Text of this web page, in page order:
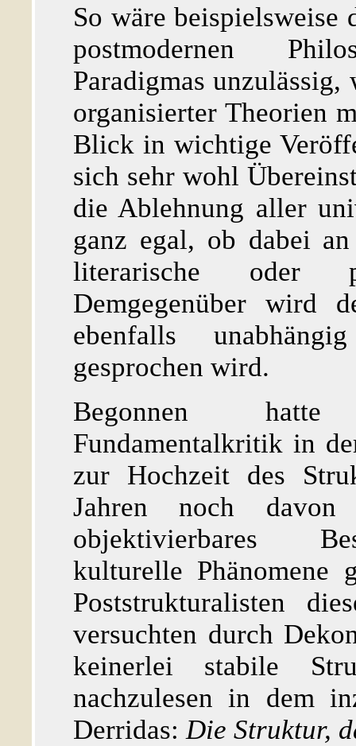
So wäre beispielsweise
postmodernen
Paradigmas
organisierter Theorien
Blick in wichtige
sich sehr wohl
die Ablehnung aller
ganz egal, ob dabei
literarische oder
Demgegenüber wird
ebenfalls
gesprochen wird.
Begonnen hatte
Fundamentalkritik in
zur Hochzeit des
Jahren noch
objektivierbares
kulturelle Phänomene
Poststrukturalisten
versuchten durch
keinerlei stabile
nachzulesen in dem
Derridas: Die Struktur,